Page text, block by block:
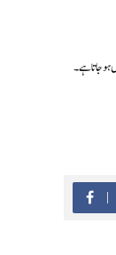
ہو جاتا ہے۔